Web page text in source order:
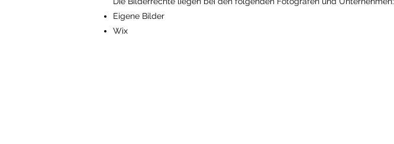
Eigene Bilder
Wix